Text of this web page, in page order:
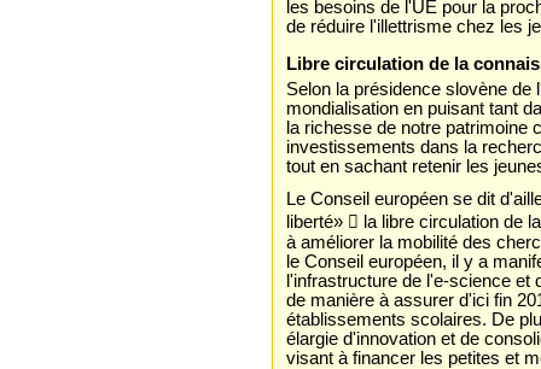
les besoins de l'UE pour la
de réduire l'illettrisme chez les
Libre circulation de la
Selon la présidence slovène
mondialisation en puisant tant
la richesse de notre patrimoine
investissements dans la
tout en sachant retenir les
Le Conseil européen se dit
liberté»  la libre circulation de
à améliorer la mobilité des
le Conseil européen, il y a
l'infrastructure de l'e-science et
de manière à assurer d'ici fin
établissements scolaires. De
élargie d'innovation et de
visant à financer les petites et